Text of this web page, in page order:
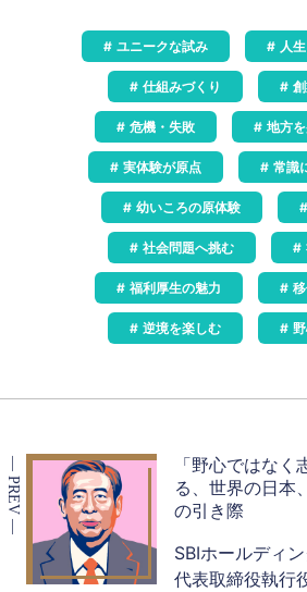
ユニークな試み 人
仕組みづくり
危機・失敗 地方
実体験が原点 常識
幼いころの原体験
社会問題へ挑む
福利厚生の魅力
逆境を楽しむ
「野心ではなく
る、世界の日本
の引き際
SBIホールディ
代表取締役執行